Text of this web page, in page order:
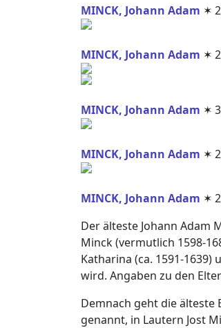
MINCK, Johann Adam ✶
MINCK, Johann Adam ✶
MINCK, Johann Adam ✶
MINCK, Johann Adam ✶
MINCK, Johann Adam ✶
Der älteste Johann Adam
Minck (vermutlich 1598-
Katharina (ca. 1591-
wird. Angaben zu den
Demnach geht die älteste
genannt, in Lautern Jost